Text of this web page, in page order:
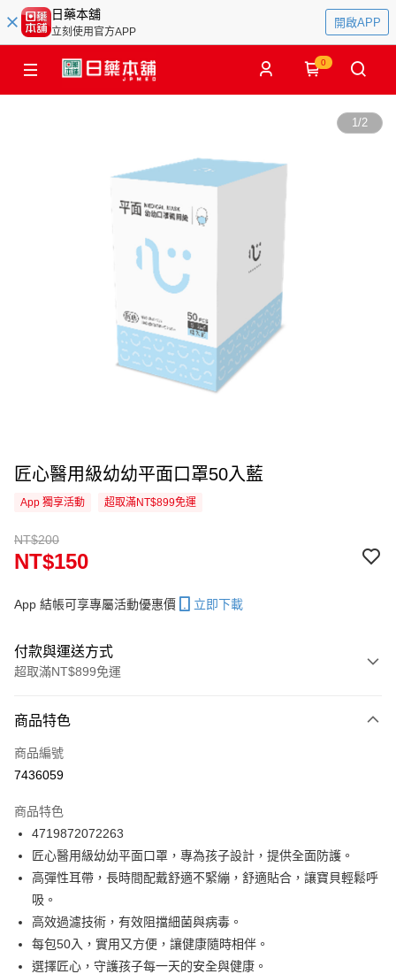
日藥本舖
立刻使用官方APP
開啟APP
0
1/2
匠心醫用級幼幼平面口罩50入藍
App 獨享活動 超取滿NT$899免運
NT$200
NT$150
App 結帳可享專屬活動優惠價 立即下載
付款與運送方式
超取滿NT$899免運
信用卡一次付款
超商取貨付款
Apple Pay
街口支付
悠遊付
Google Pay
全盈+PAY
商品特色
商品編號
7436059
商品特色
4719872072263
匠心醫用級幼幼平面口罩，專為孩子設計，提供全面防護。
高彈性耳帶，長時間配戴舒適不緊繃，舒適貼合，讓寶貝輕鬆呼
吸。
高效過濾技術，有效阻擋細菌與病毒。
每包50入，實用又方便，讓健康隨時相伴。
選擇匠心，守護孩子每一天的安全與健康。